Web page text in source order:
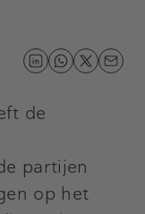
de
partijen
op het